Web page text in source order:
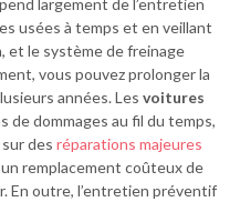
largement de l’entretien
usées à temps et en veillant
et le système de freinage
vous pouvez prolonger la
années. Les voitures
de dommages au fil du temps,
des réparations majeures
remplacement coûteux de
En outre, l’entretien préventif